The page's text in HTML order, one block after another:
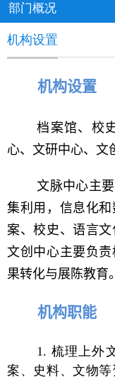
部门概况
机构设置
机构设置
档案馆、校
心、文研中心、文
文脉中心主
集利用，信息化
案、校史、语言文
文创中心主要负
果转化与展陈教育。
机构职能
1. 梳理上外
案、史料、文物